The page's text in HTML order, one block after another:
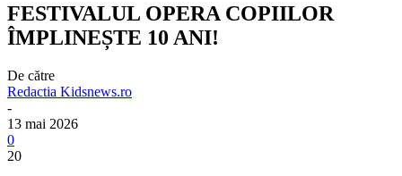
FESTIVALUL OPERA COPIILOR
ÎMPLINEȘTE 10 ANI!
De către
Redactia Kidsnews.ro
-
13 mai 2026
0
20